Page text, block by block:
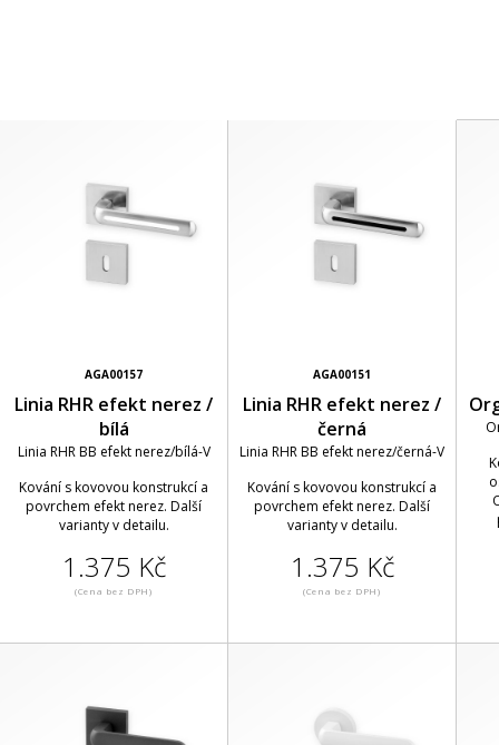
AGA00157
Linia RHR efekt nerez /
bílá
Linia RHR BB efekt nerez/bílá-V
Kování s kovovou konstrukcí a
povrchem efekt nerez. Další
varianty v detailu.
1.375 Kč
(Cena bez DPH)
AGA00151
Linia RHR efekt nerez /
černá
Linia RHR BB efekt nerez/černá-V
Kování s kovovou konstrukcí a
povrchem efekt nerez. Další
varianty v detailu.
1.375 Kč
(Cena bez DPH)